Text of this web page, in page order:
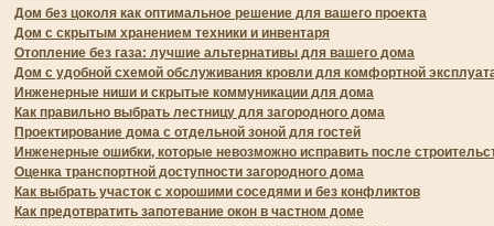
Дом без цоколя как оптимальное решение для вашего проекта
Дом с скрытым хранением техники и инвентаря
Отопление без газа: лучшие альтернативы для вашего дома
Дом с удобной схемой обслуживания кровли для комфортной
Инженерные ниши и скрытые коммуникации для дома
Как правильно выбрать лестницу для загородного дома
Проектирование дома с отдельной зоной для гостей
Инженерные ошибки, которые невозможно исправить после
Оценка транспортной доступности загородного дома
Как выбрать участок с хорошими соседями и без конфликтов
Как предотвратить запотевание окон в частном доме